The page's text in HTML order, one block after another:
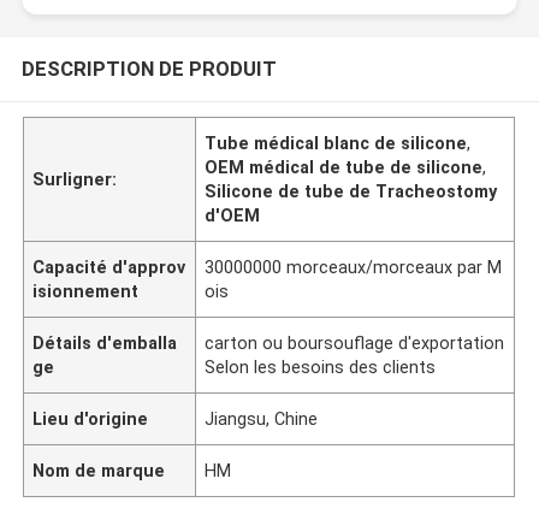
DESCRIPTION DE PRODUIT
Surligner:
Tube médical blanc de silicone,
OEM médical de tube de silicone,
Silicone de tube de Tracheostomy
d'OEM
Capacité d'approv
isionnement
30000000 morceaux/morceaux par M
ois
Détails d'emballa
ge
carton ou boursouflage d'exportation
Selon les besoins des clients
Lieu d'origine Jiangsu, Chine
Nom de marque HM